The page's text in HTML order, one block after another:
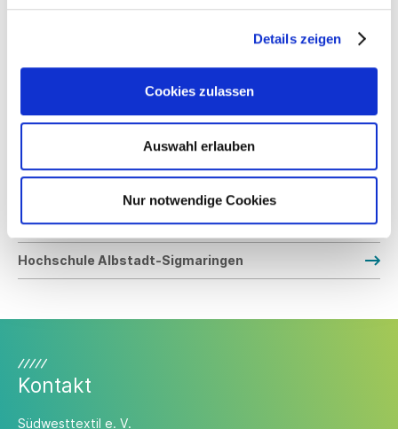
Details zeigen
Cookies zulassen
Auswahl erlauben
Nur notwendige Cookies
Zusammenarbeit und die sehr gute Leistung“, sagt Ralf
Sonderfahrzeug und Verdeck. „Dadurch sind wir in der
glücklichen Lage, gemeinsam mit der Hochschule weiterhin
Studentin der Hochschule schreibt ab Herbst eine
entsprechende Bachelorarbeit bei dem deutschen
Untersuchungen zum Vorprototypen sowie gegebenenfalls
Verbesserungen am Verdeck gehen. Weitere gemeinsame
Hochschule Albstadt-Sigmaringen
Kontakt
Südwesttextil e. V.